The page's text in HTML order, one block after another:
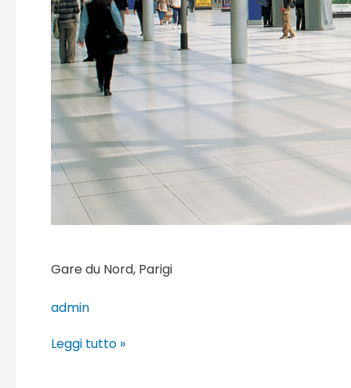
Gare du Nord, Parigi
admin
Leggi tutto »